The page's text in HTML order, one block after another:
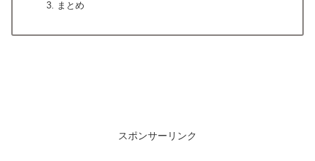
まとめ
スポンサーリンク